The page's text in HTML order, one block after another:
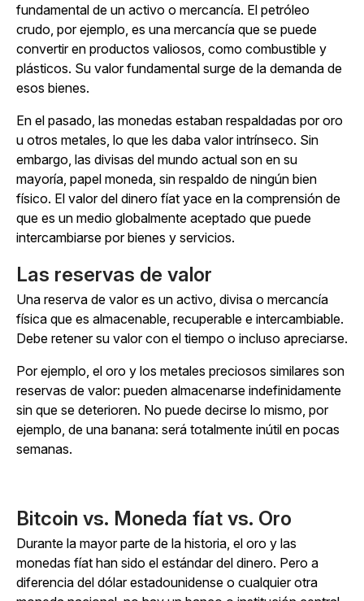
fundamental de un activo o mercancía. El petróleo
crudo, por ejemplo, es una mercancía que se puede
convertir en productos valiosos, como combustible y
plásticos. Su valor fundamental surge de la demanda de
esos bienes.
En el pasado, las monedas estaban respaldadas por oro
u otros metales, lo que les daba valor intrínseco. Sin
embargo, las divisas del mundo actual son en su
mayoría, papel moneda, sin respaldo de ningún bien
físico. El valor del dinero fíat yace en la comprensión de
que es un medio globalmente aceptado que puede
intercambiarse por bienes y servicios.
Las reservas de valor
Una reserva de valor es un activo, divisa o mercancía
física que es almacenable, recuperable e intercambiable.
Debe retener su valor con el tiempo o incluso apreciarse.
Por ejemplo, el oro y los metales preciosos similares son
reservas de valor: pueden almacenarse indefinidamente
sin que se deterioren. No puede decirse lo mismo, por
ejemplo, de una banana: será totalmente inútil en pocas
semanas.
Bitcoin vs. Moneda fíat vs. Oro
Durante la mayor parte de la historia, el oro y las
monedas fíat han sido el estándar del dinero. Pero a
diferencia del dólar estadounidense o cualquier otra